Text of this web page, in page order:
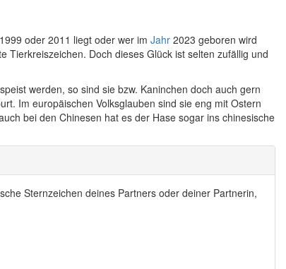
oder 2011 liegt oder wer im Jahr 2023 geboren wird
Tierkreiszeichen. Doch dieses Glück ist selten zufällig und
werden, so sind sie bzw. Kaninchen doch auch gern
Im europäischen Volksglauben sind sie eng mit Ostern
bei den Chinesen hat es der Hase sogar ins chinesische
Sternzeichen deines Partners oder deiner Partnerin,